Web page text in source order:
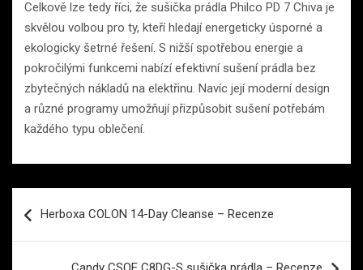
Celkově lze tedy říci, že sušička prádla Philco PD 7 Chiva je
skvělou volbou pro ty, kteří hledají energeticky úsporné a
ekologicky šetrné řešení. S nižší spotřebou energie a
pokročilými funkcemi nabízí efektivní sušení prádla bez
zbytečných nákladů na elektřinu. Navíc její moderní design
a různé programy umožňují přizpůsobit sušení potřebám
každého typu oblečení.
proHerboxa COLON 14-Day Cleanse – Recenze